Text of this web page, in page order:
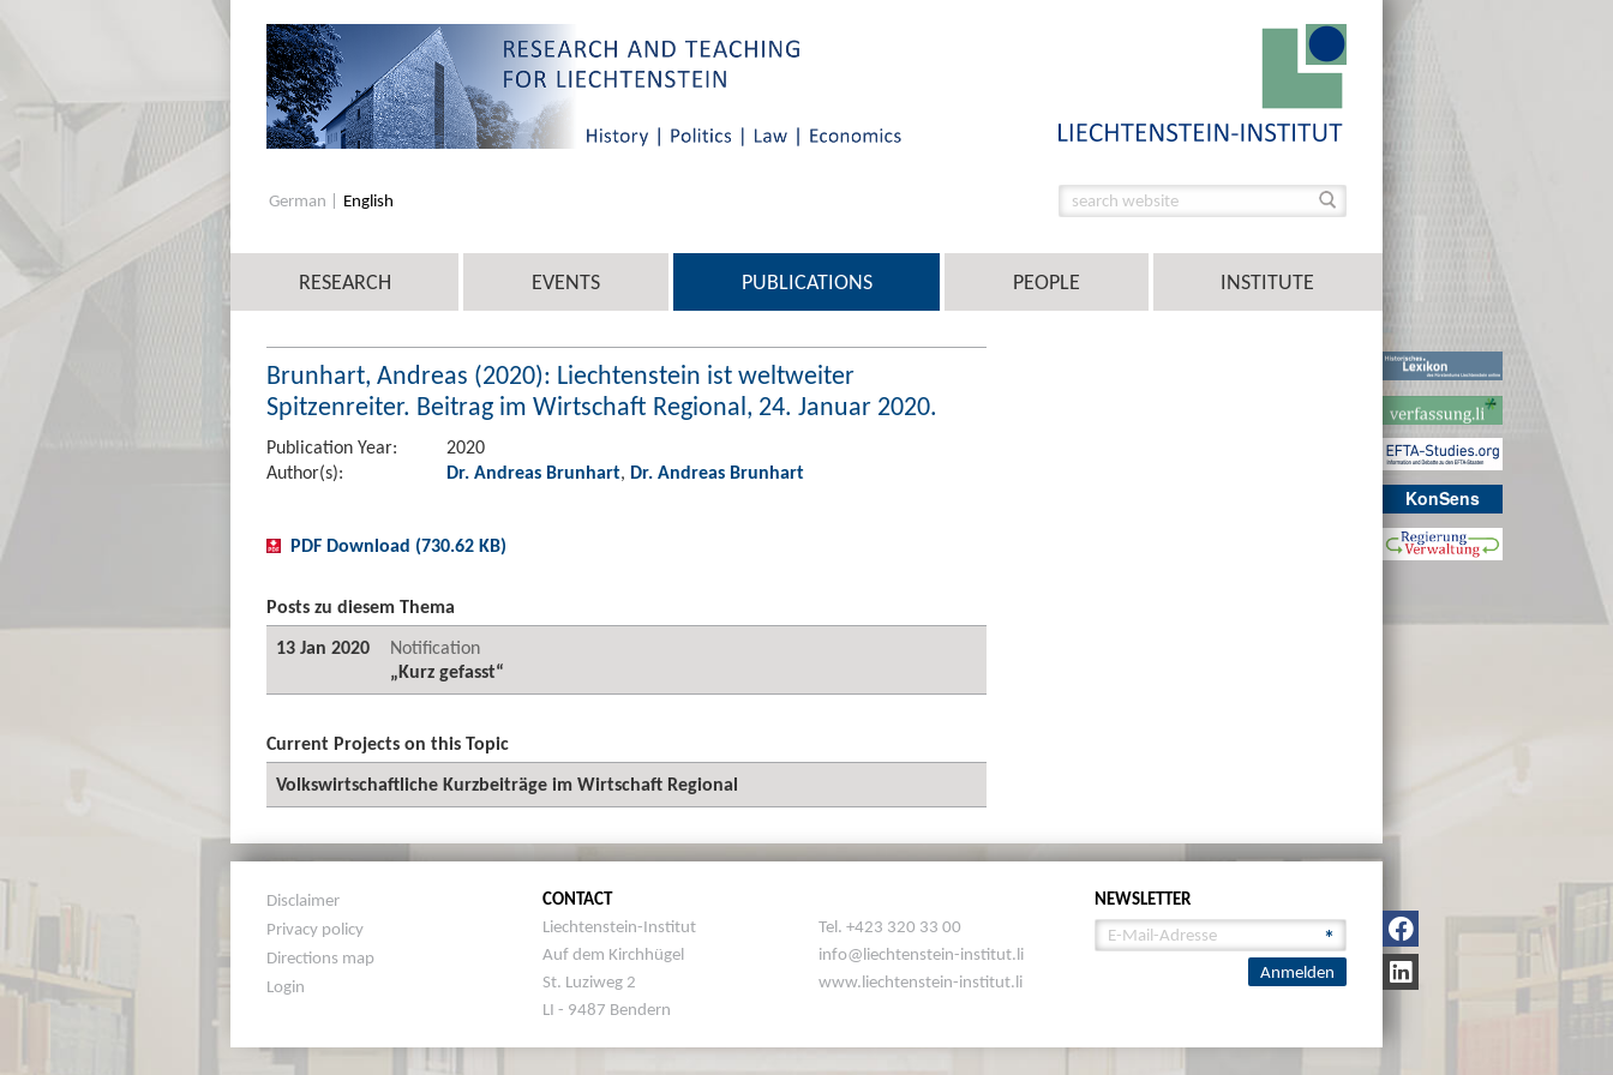
KonSens
German English
RESEARCH EVENTS PUBLICATIONS PEOPLE INSTITUTE
Brunhart, Andreas (2020): Liechtenstein ist weltweiter
Spitzenreiter. Beitrag im Wirtschaft Regional, 24. Januar 2020.
Publication Year:
2020
Author(s):
Dr. Andreas Brunhart, Dr. Andreas Brunhart
PDF Download (730.62 KB)
Posts zu diesem Thema
13 Jan 2020
Notification
„Kurz gefasst“
Current Projects on this Topic
Volkswirtschaftliche Kurzbeiträge im Wirtschaft Regional
Disclaimer
Privacy policy
Directions map
Login
CONTACT
Liechtenstein-Institut
Auf dem Kirchhügel
St. Luziweg 2
LI - 9487 Bendern
Tel. +423 320 33 00
info@liechtenstein-institut.li
www.liechtenstein-institut.li
NEWSLETTER